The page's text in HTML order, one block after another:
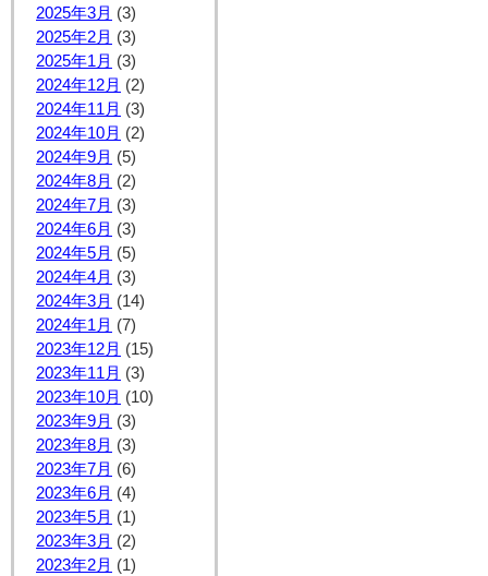
2025年3月 (3)
2025年2月 (3)
2025年1月 (3)
2024年12月 (2)
2024年11月 (3)
2024年10月 (2)
2024年9月 (5)
2024年8月 (2)
2024年7月 (3)
2024年6月 (3)
2024年5月 (5)
2024年4月 (3)
2024年3月 (14)
2024年1月 (7)
2023年12月 (15)
2023年11月 (3)
2023年10月 (10)
2023年9月 (3)
2023年8月 (3)
2023年7月 (6)
2023年6月 (4)
2023年5月 (1)
2023年3月 (2)
2023年2月 (1)